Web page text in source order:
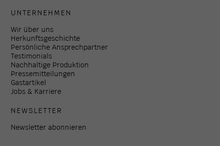
UNTERNEHMEN
Wir über uns
Herkunftsgeschichte
Persönliche Ansprechpartner
Testimonials
Nachhaltige Produktion
Pressemitteilungen
Gastartikel
Jobs & Karriere
NEWSLETTER
Newsletter abonnieren